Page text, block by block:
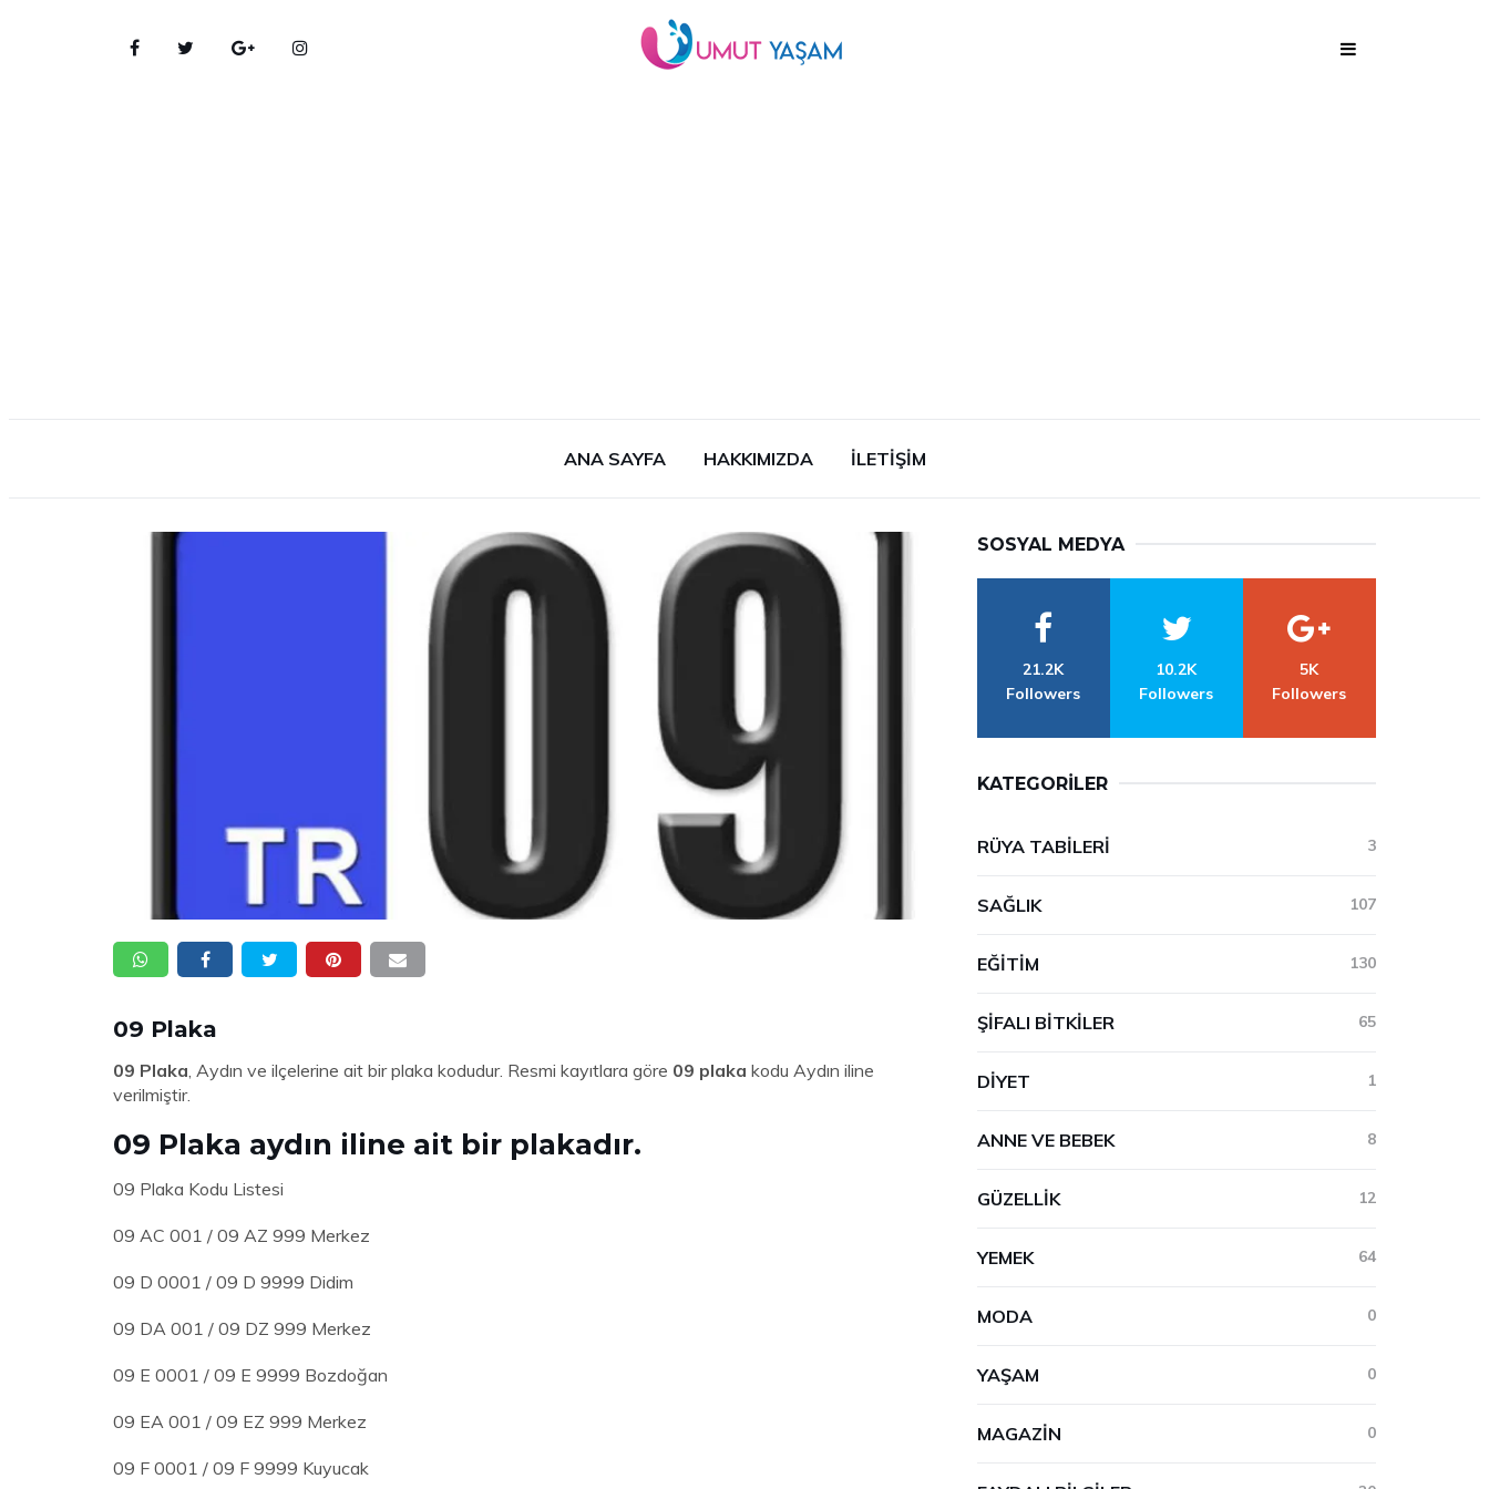
ANA SAYFA HAKKIMIZDA İLETIŞIM
09 Plaka
09 Plaka, Aydın ve ilçelerine ait bir plaka kodudur. Resmi kayıtlara göre 09 plaka kodu Aydın iline
verilmiştir.
09 Plaka aydın iline ait bir plakadır.
09 Plaka Kodu Listesi
09 AC 001 / 09 AZ 999 Merkez
09 D 0001 / 09 D 9999 Didim
09 DA 001 / 09 DZ 999 Merkez
09 E 0001 / 09 E 9999 Bozdoğan
09 EA 001 / 09 EZ 999 Merkez
09 F 0001 / 09 F 9999 Kuyucak
SOSYAL MEDYA
21.2K
Followers
10.2K
Followers
5K
Followers
KATEGORILER
RÜYA TABILERI 3
SAĞLIK 107
EĞITIM 130
ŞIFALI BITKILER 65
DIYET 1
ANNE VE BEBEK 8
GÜZELLIK 12
YEMEK 64
MODA 0
YAŞAM 0
MAGAZIN 0